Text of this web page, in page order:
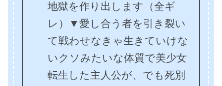
地獄を作り出します（全ギ
レ）▼愛し合う者を引き裂い
て戦わせなきゃ生きていけな
いクソみたいな体質で美少女
転生した主人公が、でも死別